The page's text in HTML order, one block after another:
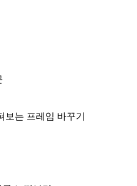
는 프레임 바꾸기